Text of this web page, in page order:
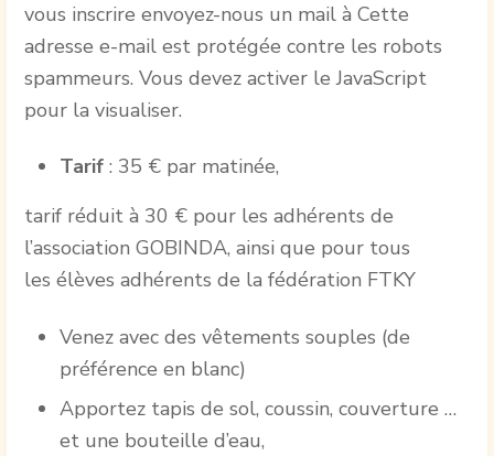
vous inscrire envoyez-nous un mail àCette
adresse e-mail est protégée contre les robots
spammeurs. Vous devez activer le JavaScript
pour la visualiser.
Tarif: 35 € par matinée,
tarif réduit à 30 € pour les adhérents de
l’association GOBINDA, ainsi que pour tous
les élèves adhérents de la fédération FTKY
Venez avec des vêtements souples (de
préférence en blanc)
Apportez tapis de sol, coussin, couverture …
et une bouteille d’eau,